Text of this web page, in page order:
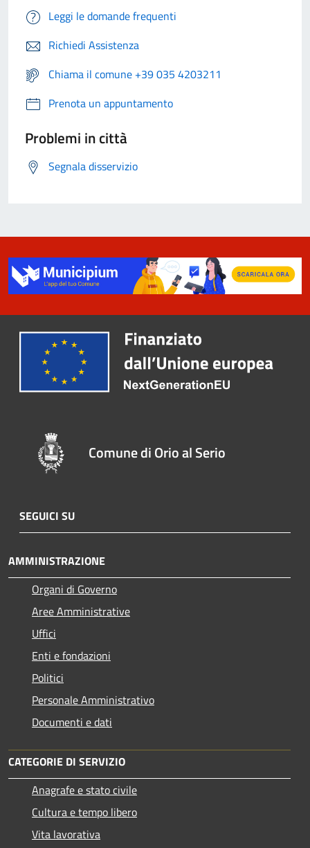
Leggi le domande frequenti
Richiedi Assistenza
Chiama il comune +39 035 4203211
Prenota un appuntamento
Problemi in città
Segnala disservizio
Comune di Orio al Serio
SEGUICI SU
AMMINISTRAZIONE
Organi di Governo
Aree Amministrative
Uffici
Enti e fondazioni
Politici
Personale Amministrativo
Documenti e dati
CATEGORIE DI SERVIZIO
Anagrafe e stato civile
Cultura e tempo libero
Vita lavorativa